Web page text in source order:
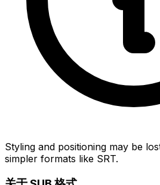
Styling and positioning may be
simpler formats like SRT.